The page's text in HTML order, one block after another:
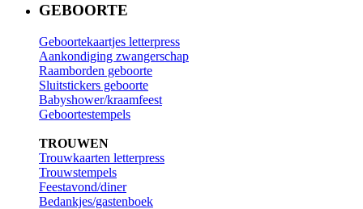
GEBOORTE
Geboortekaartjes letterpress
Aankondiging zwangerschap
Raamborden geboorte
Sluitstickers geboorte
Babyshower/kraamfeest
Geboortestempels
TROUWEN
Trouwkaarten letterpress
Trouwstempels
Feestavond/diner
Bedankjes/gastenboek